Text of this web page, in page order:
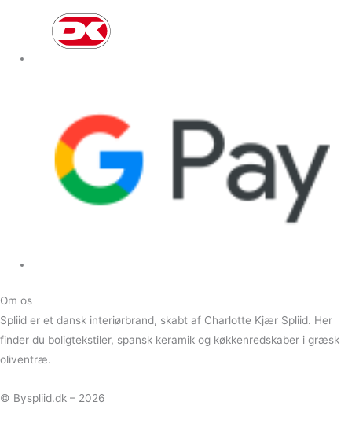
Om os
Spliid er et dansk interiørbrand, skabt af Charlotte Kjær Spliid. Her
finder du boligtekstiler, spansk keramik og køkkenredskaber i græsk
oliventræ.
© Byspliid.dk – 2026